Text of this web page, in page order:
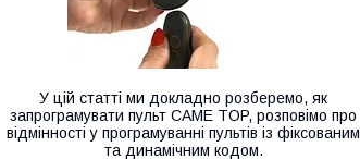
У цій статті ми докладно розберемо, як
запрограмувати пульт CAME TOP, розповімо про
відмінності у програмуванні пультів із фіксованим
та динамічним кодом.